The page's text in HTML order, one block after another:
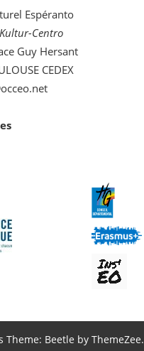
Espéranto
Centro
Guy Hersant
CEDEX
Theme: Beetle by ThemeZee.